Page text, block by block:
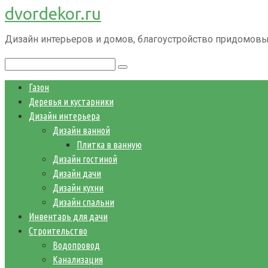
Перейти
к
контенту
dvordekor.ru
Дизайн интерьеров и домов, благоустройство
Газон
Деревья и кустарники
Дизайн интерьера
Дизайн ванной
Плитка в ванную
Дизайн гостиной
Дизайн дачи
Дизайн кухни
Дизайн спальни
Инвентарь для дачи
Строительство
Водопровод
Канализация